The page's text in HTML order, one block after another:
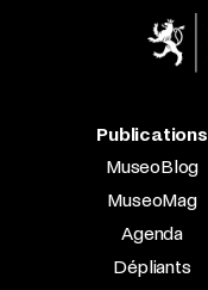
Publications
MuseoBlog
MuseoMag
Agenda
Dépliants